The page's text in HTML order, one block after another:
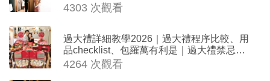
4303 次觀看
過大禮詳細教學2026｜過大禮程序比較、用
品checklist、包羅萬有利是｜過大禮禁忌及
吉祥說話
4264 次觀看